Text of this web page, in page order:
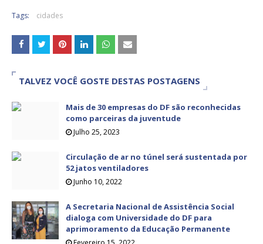
Tags: cidades
TALVEZ VOCÊ GOSTE DESTAS POSTAGENS
Mais de 30 empresas do DF são reconhecidas
como parceiras da juventude
Julho 25, 2023
Circulação de ar no túnel será sustentada por
52 jatos ventiladores
Junho 10, 2022
A Secretaria Nacional de Assistência Social
dialoga com Universidade do DF para
aprimoramento da Educação Permanente